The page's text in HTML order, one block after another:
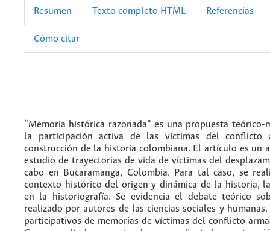
Resumen Texto completo HTML Referencias
Cómo citar
“Memoria histórica razonada” es una propuesta teórico-
la participación activa de las víctimas del conflicto
construcción de la historia colombiana. El artículo es un
estudio de trayectorias de vida de víctimas del
cabo en Bucaramanga, Colombia. Para tal caso, se
contexto histórico del origen y dinámica de la historia,
en la historiografía. Se evidencia el debate teórico
realizado por autores de las ciencias sociales y
participativos de memorias de víctimas del conflicto